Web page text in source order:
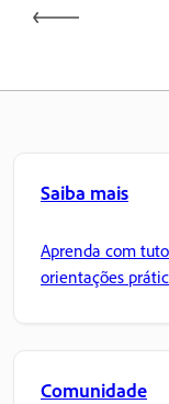
Saiba mais
Aprenda com
orientações
Comunidade